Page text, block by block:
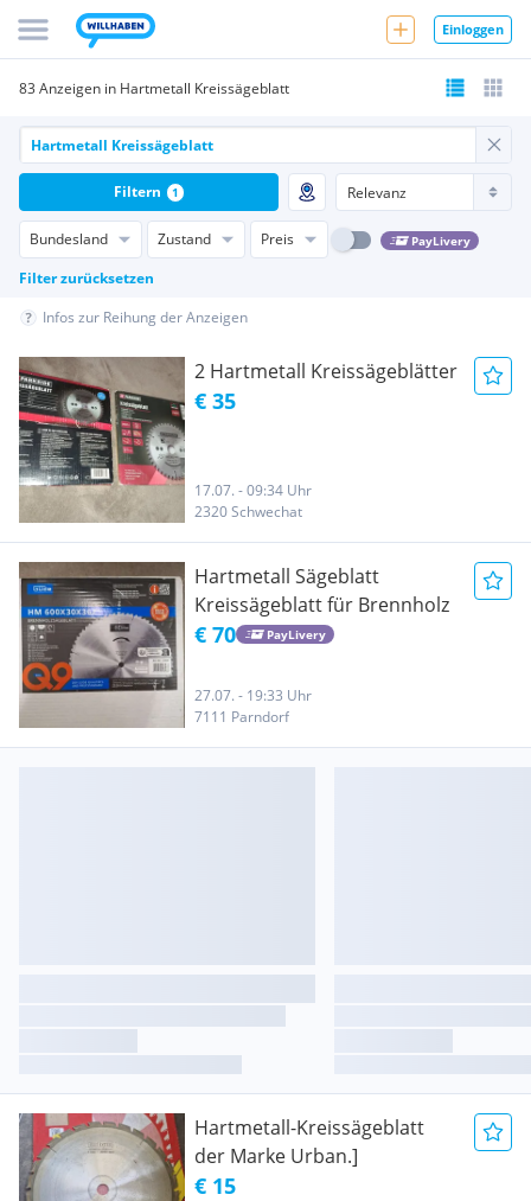
Einloggen
83 Anzeigen in Hartmetall Kreissägeblatt
Bundesland Zustand Preis PayLivery
Filter zurücksetzen
Filtern 1
Infos zur Reihung der Anzeigen
2 Hartmetall Kreissägeblätter
€ 35
17.07. - 09:34 Uhr
2320 Schwechat
Hartmetall Sägeblatt
Kreissägeblatt für Brennholz
€ 70 PayLivery
27.07. - 19:33 Uhr
7111 Parndorf
Hartmetall-Kreissägeblatt
der Marke Urban.]
€ 15